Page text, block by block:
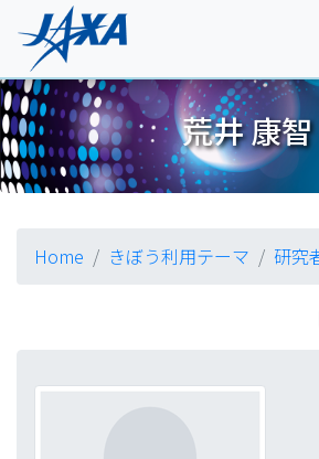
荒井 康智
Home きぼう利用テーマ 研究